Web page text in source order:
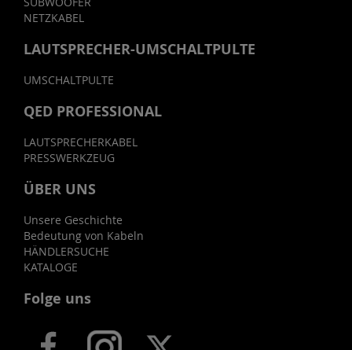
NETZKABEL
LAUTSPRECHER-UMSCHALTPULTE
UMSCHALTPULTE
QED PROFESSIONAL
LAUTSPRECHERKABEL
PRESSWERKZEUG
ÜBER UNS
Unsere Geschichte
Bedeutung von Kabeln
HÄNDLERSUCHE
KATALOGE
Folge uns